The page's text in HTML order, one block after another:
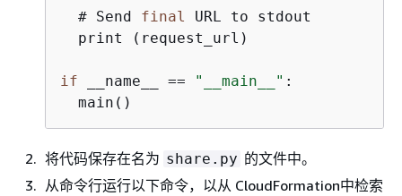
  # Send
final
URL to stdout
  print (request_url)
if __name__ == "__main__" :
将代码保存在名为 share.py 的文件中。
从命令行运行以下命令，以从 CloudFormation中检索